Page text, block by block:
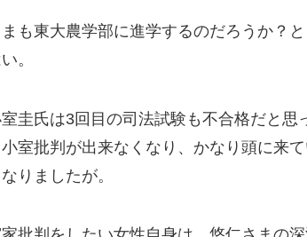
も東大農学部に進学するのだろうか？
。
圭氏は3回目の司法試験も不合格だと思
室批判が出来なくなり、かなり頭に来
りましたが。